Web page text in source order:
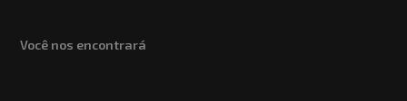
Você nos encontrará